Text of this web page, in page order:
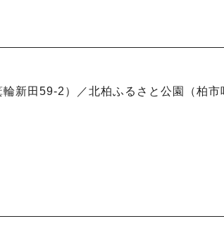
新田59-2）／北柏ふるさと公園（柏市